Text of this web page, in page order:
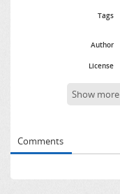
Tags
Author
License
Show more
Comments